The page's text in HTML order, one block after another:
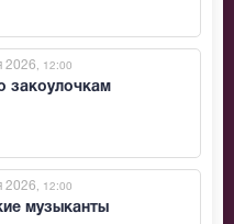
закоулочкам
2026 , 12:00
музыканты
2026 , 12:00